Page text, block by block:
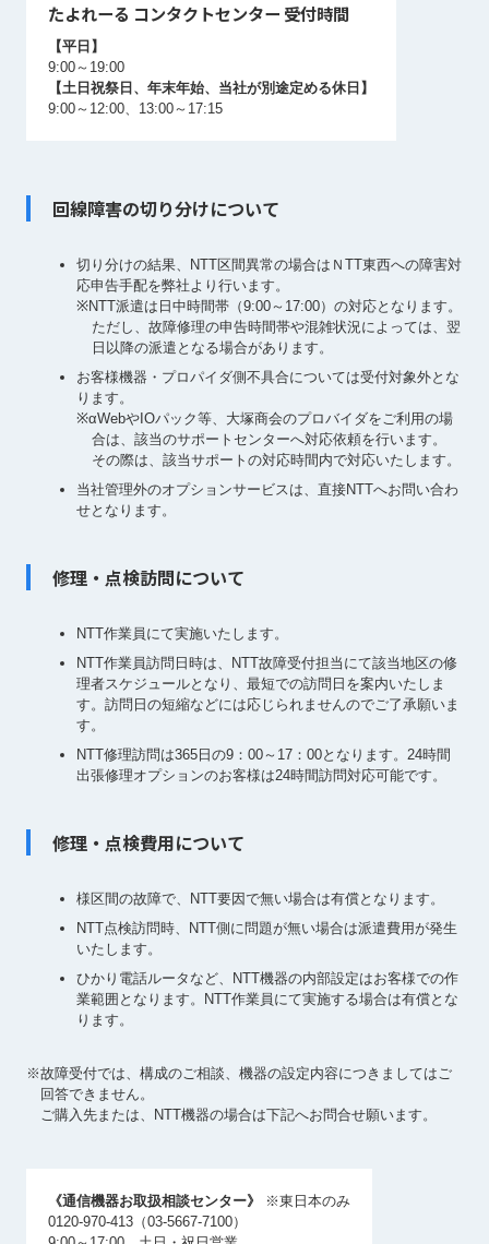
たよれーる コンタクトセンター 受付時間
【平日】
9:00～19:00
【土日祝祭日、年末年始、当社が別途定める休日】
9:00～12:00、13:00～17:15
回線障害の切り分けについて
切り分けの結果、NTT区間異常の場合はＮTT東西への障害対
応申告手配を弊社より行います。
※NTT派遣は日中時間帯（9:00～17:00）の対応となります。
ただし、故障修理の申告時間帯や混雑状況によっては、翌
日以降の派遣となる場合があります。
お客様機器・プロパイダ側不具合については受付対象外とな
ります。
※αWebやIOパック等、大塚商会のプロバイダをご利用の場
合は、該当のサポートセンターへ対応依頼を行います。
その際は、該当サポートの対応時間内で対応いたします。
当社管理外のオプションサービスは、直接NTTへお問い合わ
せとなります。
修理・点検訪問について
NTT作業員にて実施いたします。
NTT作業員訪問日時は、NTT故障受付担当にて該当地区の修
理者スケジュールとなり、最短での訪問日を案内いたしま
す。訪問日の短縮などには応じられませんのでご了承願いま
す。
NTT修理訪問は365日の9：00～17：00となります。24時間
出張修理オプションのお客様は24時間訪問対応可能です。
修理・点検費用について
様区間の故障で、NTT要因で無い場合は有償となります。
NTT点検訪問時、NTT側に問題が無い場合は派遣費用が発生
いたします。
ひかり電話ルータなど、NTT機器の内部設定はお客様での作
業範囲となります。NTT作業員にて実施する場合は有償とな
ります。
※故障受付では、構成のご相談、機器の設定内容につきましてはご
回答できません。
ご購入先または、NTT機器の場合は下記へお問合せ願います。
《通信機器お取扱相談センター》
※東日本のみ
0120-970-413（03-5667-7100）